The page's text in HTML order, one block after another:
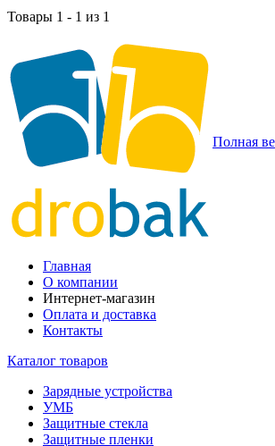
Товары 1 - 1 из 1
Полная
Главная
О компании
Интернет-магазин
Оплата и доставка
Контакты
Каталог товаров
Зарядные устройства
УМБ
Защитные стекла
Защитные пленки